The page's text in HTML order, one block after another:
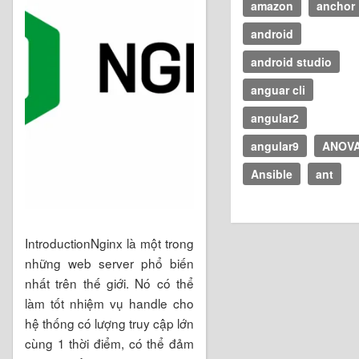
IntroductionNginx là một trong
những web server phổ biến
nhất trên thế giới. Nó có thể
làm tốt nhiệm vụ handle cho
hệ thống có lượng truy cập lớn
cùng 1 thời điểm, có thể đảm
amazon
anchor
android
android studio
anguar cli
angular2
angular9
Ansible
ant